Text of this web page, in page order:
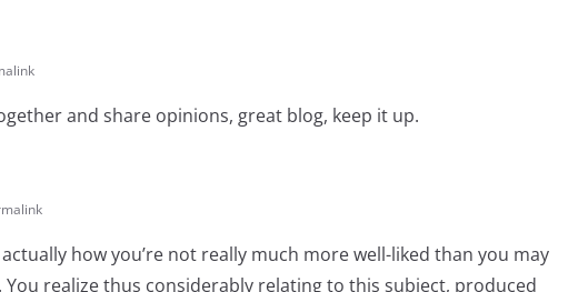
and share opinions, great blog, keep it up.
how you’re not really much more well-liked than you may
You realize thus considerably relating to this subject, produced